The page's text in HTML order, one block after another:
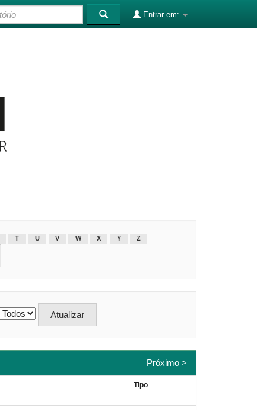
Entrar em:
T U V W X Y Z
Próximo >
Tipo